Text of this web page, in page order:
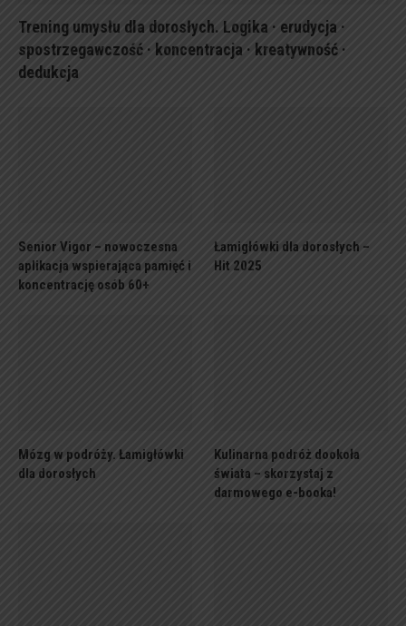
Trening umysłu dla dorosłych. Logika · erudycja ·
spostrzegawczość · koncentracja · kreatywność ·
dedukcja
Senior Vigor – nowoczesna
aplikacja wspierająca pamięć i
koncentrację osób 60+
Łamigłówki dla dorosłych –
Hit 2025
Mózg w podróży. Łamigłówki
dla dorosłych
Kulinarna podróż dookoła
świata – skorzystaj z
darmowego e-booka!